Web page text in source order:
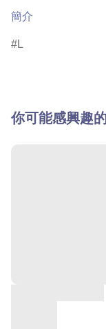
簡介
L
你可能感興趣